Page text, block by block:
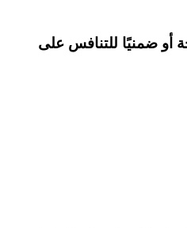
أو ضمنيًا للتنافس على